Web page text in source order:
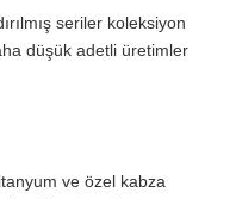
seriler koleksiyon
düşük adetli üretimler
ve özel kabza